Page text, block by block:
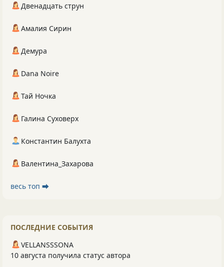
Двенадцать струн
Амалия Сирин
Демура
Dana Noire
Тай Ночка
Галина Суховерх
Константин Балухта
Валентина_Захарова
весь топ ⮕
ПОСЛЕДНИЕ СОБЫТИЯ
VELLANSSSONA
10 августа получила статус автора